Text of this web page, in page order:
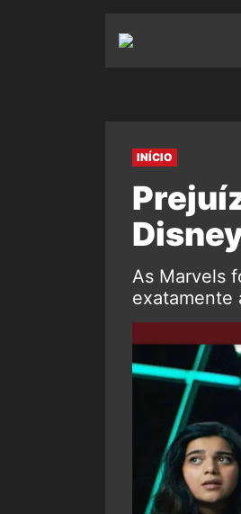
INÍCIO
As Marvels
exatamente